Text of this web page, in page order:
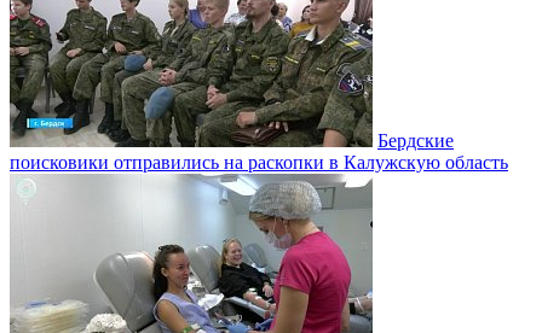
Бердские
поисковики отправились на раскопки в Калужскую область